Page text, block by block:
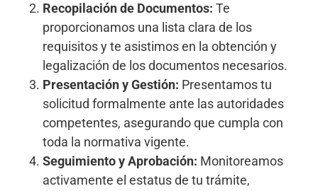
Recopilación de Documentos: Te
proporcionamos una lista clara de los
requisitos y te asistimos en la obtención y
legalización de los documentos necesarios.
Presentación y Gestión: Presentamos tu
solicitud formalmente ante las autoridades
competentes, asegurando que cumpla con
toda la normativa vigente.
Seguimiento y Aprobación: Monitoreamos
activamente el estatus de tu trámite,